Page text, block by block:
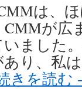
は、
が広
ました
り、私
きを読む